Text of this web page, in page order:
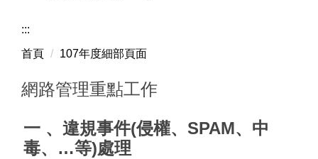
:::
首頁
107年度細部頁面
網路管理重點工作
一 、 違規事件(侵權、SPAM、中
毒、…等)處理